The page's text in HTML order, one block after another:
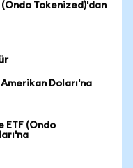
(Ondo Tokenized)'dan
Doları'na
ETF (Ondo